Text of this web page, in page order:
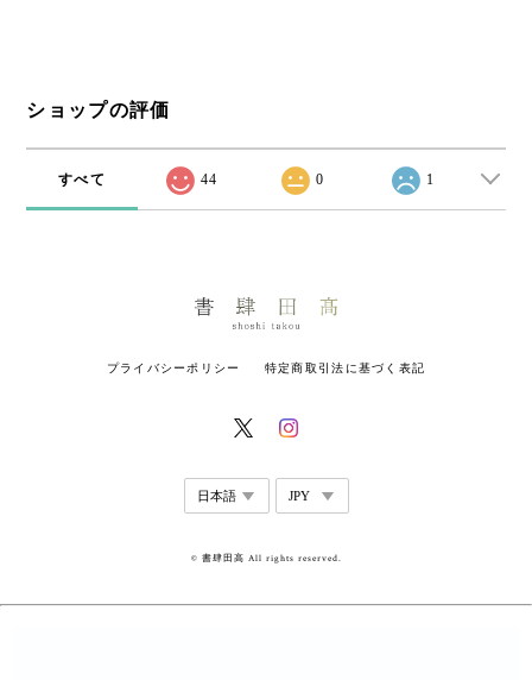
ショップの評価
すべて 44 0 1
プライバシーポリシー 特定商取引法に基づく表記
© 書肆田高 All rights reserved.